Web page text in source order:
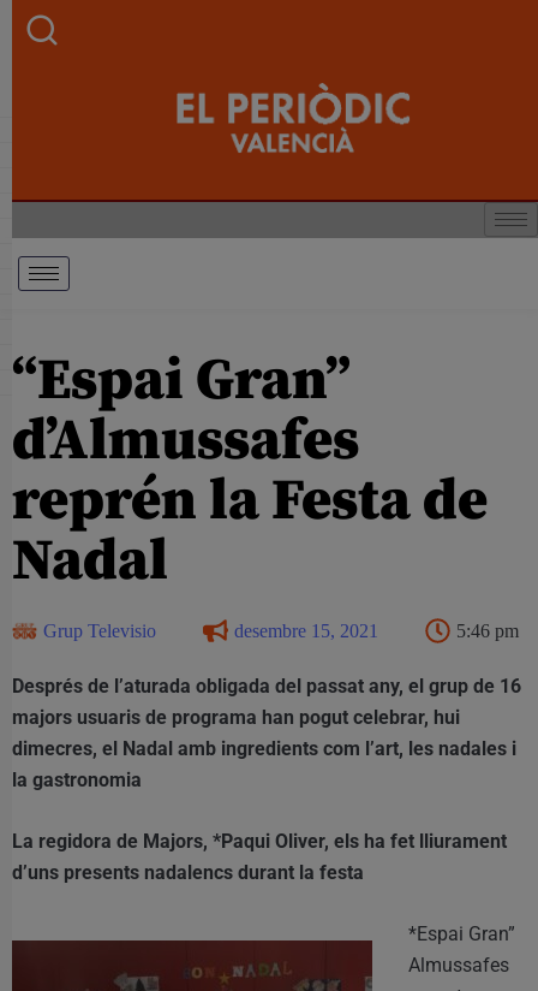
“Espai Gran”
d’Almussafes
reprén la Festa de
Nadal
Grup Televisio desembre 15, 2021 5:46 pm
Després de l’aturada obligada del passat any, el grup de 16
majors usuaris de programa han pogut celebrar, hui
dimecres, el Nadal amb ingredients com l’art, les nadales i
la gastronomia
La regidora de Majors, *Paqui Oliver, els ha fet lliurament
d’uns presents nadalencs durant la festa
*Espai Gran”
Almussafes